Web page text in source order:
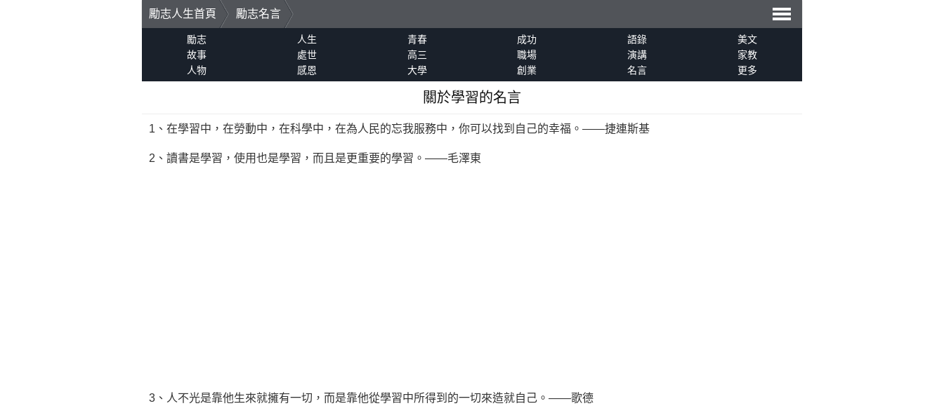
勵志人生首頁
勵志名言
導
勵志 人生 青春 成功 語錄
美文
故事
處世 高三 職場 演講
家教
人物
感恩 大學 創業 名言 更多
關於學習的名言
1、在學習中，在勞動中，在科學中，在為人民的忘我服務中，你可以找到自己的幸福。——捷連斯基
2、讀書是學習，使用也是學習，而且是更重要的學習。——毛澤東
3、人不光是靠他生來就擁有一切，而是靠他從學習中所得到的一切來造就自己。——歌德